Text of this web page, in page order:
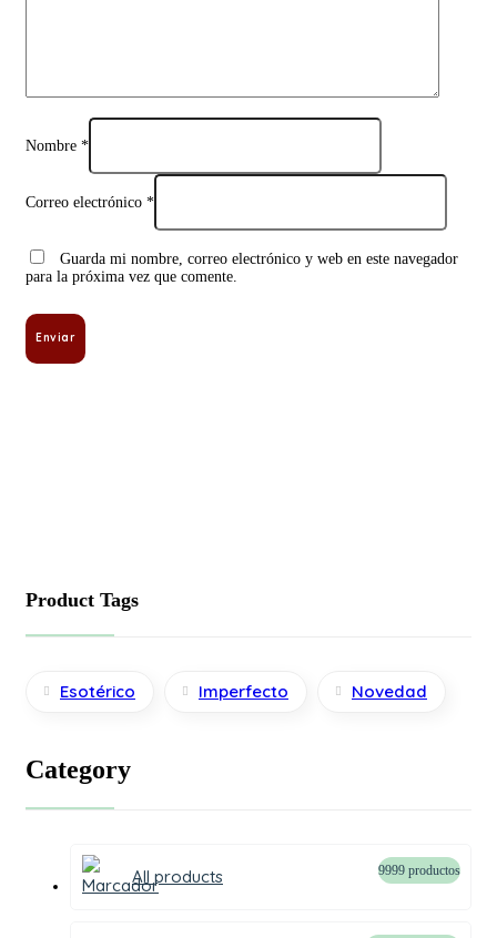
Nombre *
Correo electrónico *
Guarda mi nombre, correo electrónico y web en este navegador
para la próxima vez que comente.
Product Tags
Esotérico Imperfecto Novedad
Category
All products 9999 productos